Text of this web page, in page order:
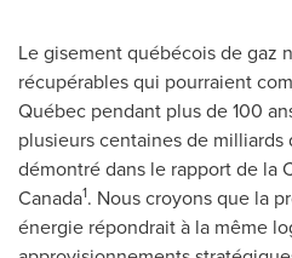
Le gisement québécois de gaz
récupérables qui pourraient
Québec pendant plus de 100
plusieurs centaines de
démontré dans le rapport de la
Canada1. Nous croyons que la
énergie répondrait à la même